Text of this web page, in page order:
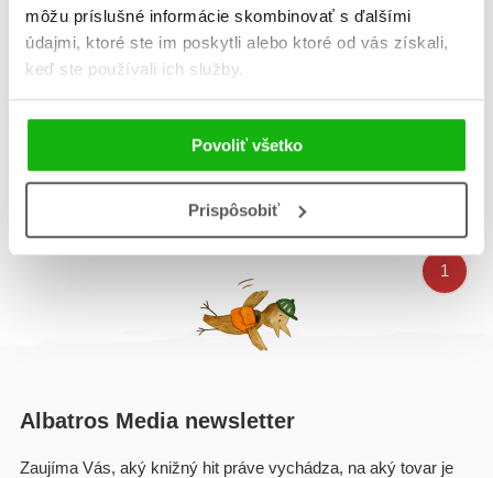
môžu príslušné informácie skombinovať s ďalšími
údajmi, ktoré ste im poskytli alebo ktoré od vás získali,
keď ste používali ich služby.
Povoliť všetko
Prispôsobiť
Kamarát Slniečko
Celkom kníh: 1
1
Albatros Media newsletter
Zaujíma Vás, aký knižný hit práve vychádza, na aký tovar je